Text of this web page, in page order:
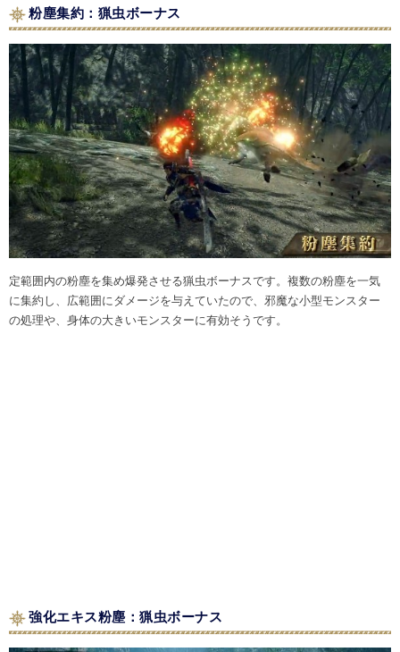
粉塵集約：猟虫ボーナス
定範囲内の粉塵を集め爆発させる猟虫ボーナスです。複数の粉塵を一気
に集約し、広範囲にダメージを与えていたので、邪魔な小型モンスター
の処理や、身体の大きいモンスターに有効そうです。
強化エキス粉塵：猟虫ボーナス